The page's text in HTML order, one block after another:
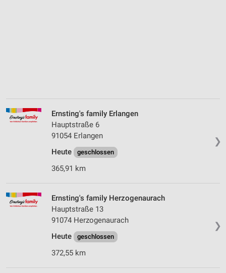
❯
Ernsting's family Erlangen
Hauptstraße 6
91054 Erlangen
Heute
geschlossen
365,91 km
❯
Ernsting's family Herzogenaurach
Hauptstraße 13
91074 Herzogenaurach
Heute
geschlossen
372,55 km